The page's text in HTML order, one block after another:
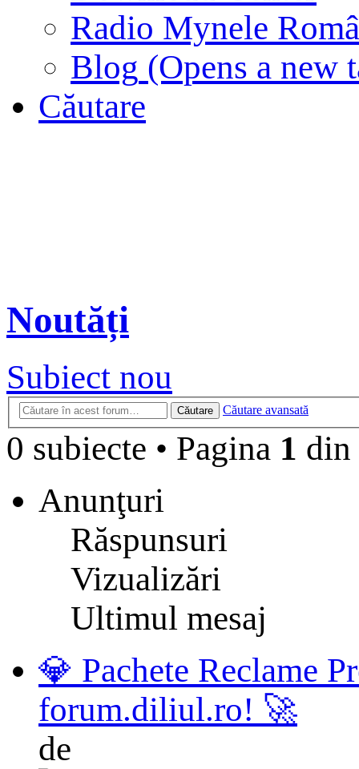
Radio Mynele
Blog (Opens a new
Căutare
Noutăți
Subiect nou
Căutare Căutare avansată
0 subiecte • Pagina 1 din
Anunţuri
Răspunsuri
Vizualizări
Ultimul mesaj
💎 Pachete Reclame
forum.diliul.ro! 🚀
de